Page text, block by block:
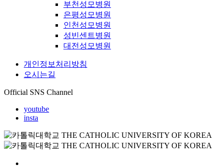
부천성모병원
은평성모병원
인천성모병원
성빈센트병원
대전성모병원
개인정보처리방침
오시는길
Official SNS Channel
youtube
insta